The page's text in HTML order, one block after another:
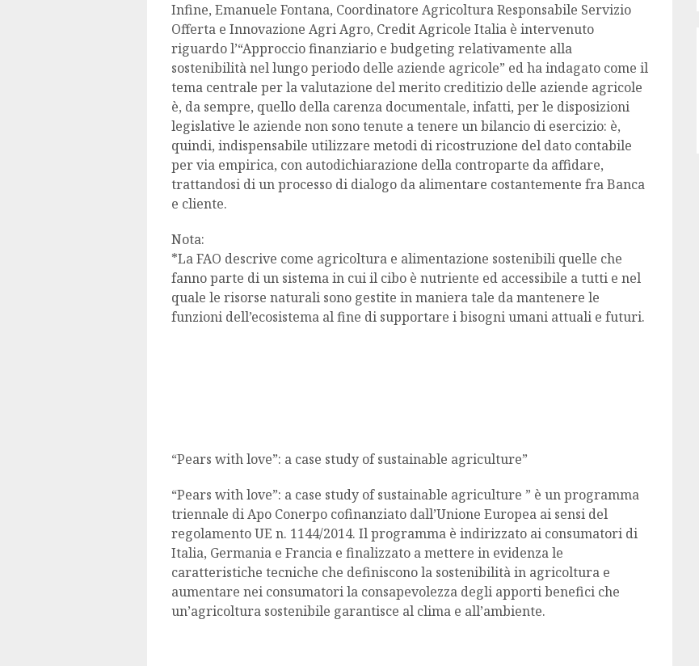
Infine, Emanuele Fontana, Coordinatore Agricoltura Responsabile Servizio
Offerta e Innovazione Agri Agro, Credit Agricole Italia è intervenuto
riguardo l’“Approccio finanziario e budgeting relativamente alla
sostenibilità nel lungo periodo delle aziende agricole” ed ha indagato come il
tema centrale per la valutazione del merito creditizio delle aziende agricole
è, da sempre, quello della carenza documentale, infatti, per le disposizioni
legislative le aziende non sono tenute a tenere un bilancio di esercizio: è,
quindi, indispensabile utilizzare metodi di ricostruzione del dato contabile
per via empirica, con autodichiarazione della controparte da affidare,
trattandosi di un processo di dialogo da alimentare costantemente fra Banca
e cliente.
Nota:
*La FAO descrive come agricoltura e alimentazione sostenibili quelle che
fanno parte di un sistema in cui il cibo è nutriente ed accessibile a tutti e nel
quale le risorse naturali sono gestite in maniera tale da mantenere le
funzioni dell’ecosistema al fine di supportare i bisogni umani attuali e futuri.
“Pears with love”: a case study of sustainable agriculture”
“Pears with love”: a case study of sustainable agriculture ” è un programma
triennale di Apo Conerpo cofinanziato dall’Unione Europea ai sensi del
regolamento UE n. 1144/2014. Il programma è indirizzato ai consumatori di
Italia, Germania e Francia e finalizzato a mettere in evidenza le
caratteristiche tecniche che definiscono la sostenibilità in agricoltura e
aumentare nei consumatori la consapevolezza degli apporti benefici che
un’agricoltura sostenibile garantisce al clima e all’ambiente.